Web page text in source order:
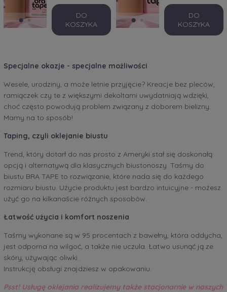
DO
KOSZYKA
DO
KOSZYKA
Specjalne okazje - specjalne możliwości
Wesele, urodziny, a może letnie przyjęcie? Kreacje bez pleców,
ramiączek czy te z większymi dekoltami uwydatniają wdzięki,
choć często powodują problem związany z doborem bielizny.
Mamy na to sposób!
Taping, czyli oklejanie biustu
Trend, który dotarł do nas prosto z Ameryki stał się doskonałą
opcją i alternatywą dla klasycznych biustonoszy. Taśmy do
biustu BRA TAPE to rozwiązanie, które nada się do każdego
rozmiaru biustu. Użycie produktu jest bardzo intuicyjne - możesz
użyć go na kilkanaście różnych sposobów.
Łatwość użycia i komfort noszenia
Taśmy wykonane są w 95 procentach z bawełny, która oddycha,
jest odporna na wilgoć, a także nie uczula. Łatwo usunąć ją ze
skóry, używając oliwki.
Instrukcję obsługi znajdziesz w opakowaniu.
Psst! Usługę oklejania realizujemy także stacjonarnie w naszych